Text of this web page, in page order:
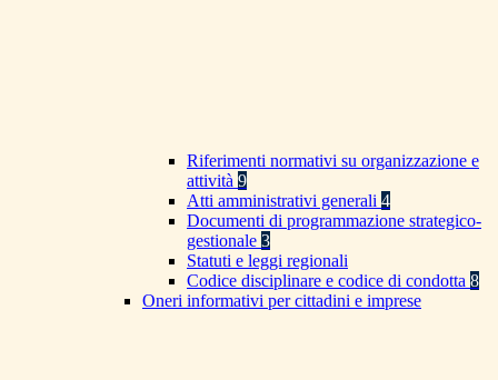
Riferimenti normativi su organizzazione e
attività 9
Atti amministrativi generali 4
Documenti di programmazione strategico-
gestionale 3
Statuti e leggi regionali
Codice disciplinare e codice di condotta 8
Oneri informativi per cittadini e imprese